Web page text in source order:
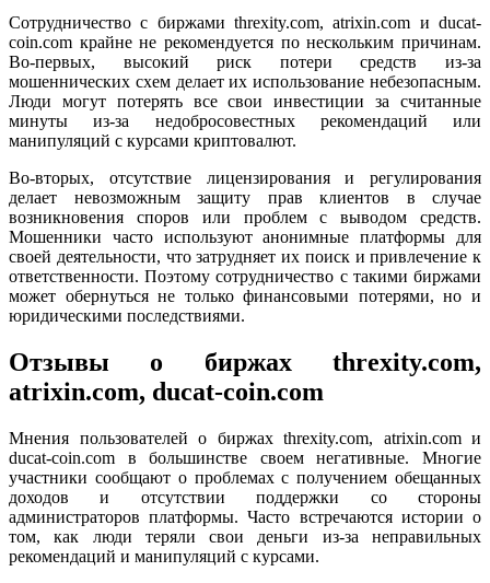
Сотрудничество с биржами threxity.com, atrixin.com и ducat-
coin.com крайне не рекомендуется по нескольким причинам.
Во-первых, высокий риск потери средств из-за
мошеннических схем делает их использование небезопасным.
Люди могут потерять все свои инвестиции за считанные
минуты из-за недобросовестных рекомендаций или
манипуляций с курсами криптовалют.
Во-вторых, отсутствие лицензирования и регулирования
делает невозможным защиту прав клиентов в случае
возникновения споров или проблем с выводом средств.
Мошенники часто используют анонимные платформы для
своей деятельности, что затрудняет их поиск и привлечение к
ответственности. Поэтому сотрудничество с такими биржами
может обернуться не только финансовыми потерями, но и
юридическими последствиями.
Отзывы о биржах threxity.com,
atrixin.com, ducat-coin.com
Мнения пользователей о биржах threxity.com, atrixin.com и
ducat-coin.com в большинстве своем негативные. Многие
участники сообщают о проблемах с получением обещанных
доходов и отсутствии поддержки со стороны
администраторов платформы. Часто встречаются истории о
том, как люди теряли свои деньги из-за неправильных
рекомендаций и манипуляций с курсами.